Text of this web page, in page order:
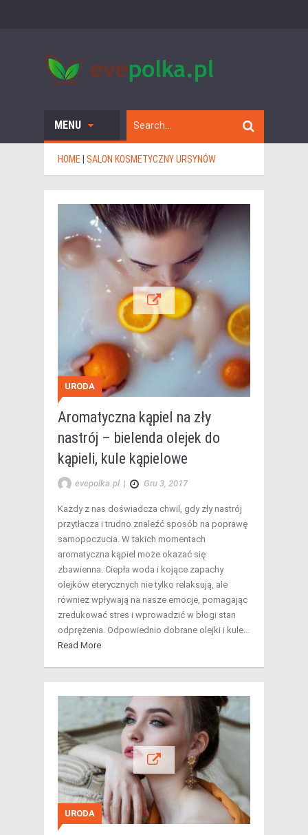
MENU
HOME | SALON KOSMETYCZNY URSYNÓW
URODA
Aromatyczna kąpiel na zły
nastrój – bielenda olejek do
kąpieli, kule kąpielowe
evepolka.pl | Gru 3, 2017
Każdy z nas doświadcza chwil, gdy zły nastrój
przytłacza i trudno znaleźć sposób na poprawę
samopoczucia. W takich momentach
aromatyczna kąpiel może okazać się
zbawienna. Ciepła woda i kojące zapachy
olejków eterycznych nie tylko relaksują, ale
również wpływają na nasze emocje, pomagając
zredukować stres i wprowadzić w błogi stan
odprężenia. Odpowiednio dobrane olejki i kule…
Read More
URODA